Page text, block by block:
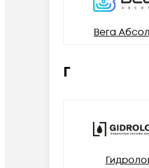
Вега
Г